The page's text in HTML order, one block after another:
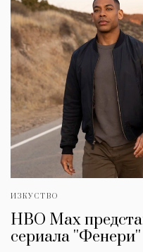
ИЗКУСТВО
HBO Max
сериала ''Фенери''